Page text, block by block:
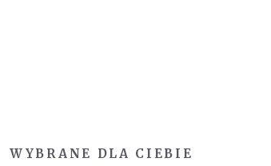
WYBRANE DLA CIEBIE